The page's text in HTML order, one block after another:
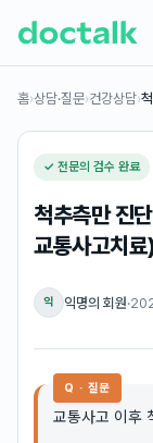
홈›상담·질문›건강상담›
✓ 전문의 검수 완료
척추측만 진
교통사고치
익 익명의 회원·
Q · 질문
교통사고 이후